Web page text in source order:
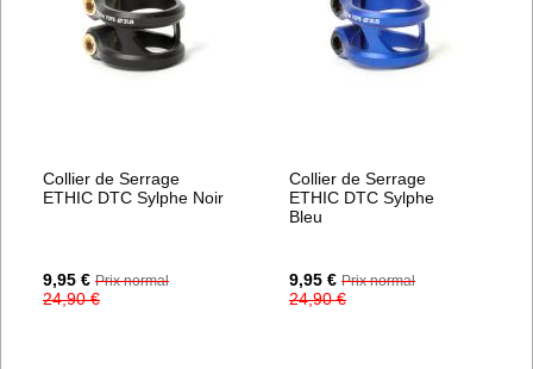
Collier de Serrage
ETHIC DTC Sylphe Noir
Prix
Spécial
9,95 € Prix normal
24,90 €
Collier de Serrage
ETHIC DTC Sylphe
Bleu
Prix
Spécial
9,95 € Prix normal
24,90 €